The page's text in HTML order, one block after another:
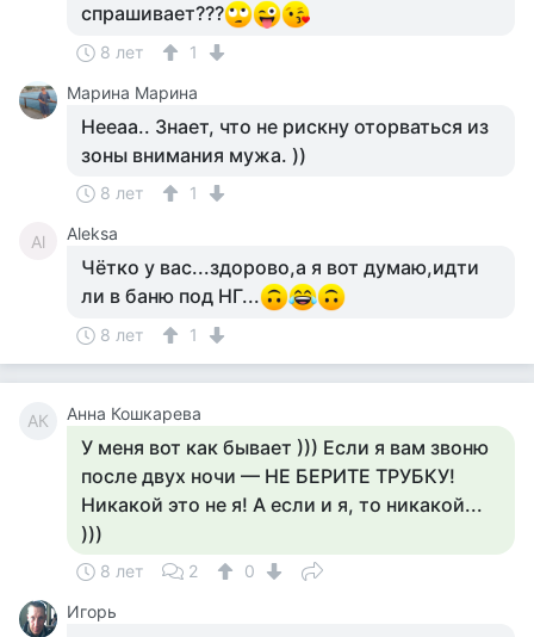
спрашивает???
8 лет
1
Марина Марина
Нееаа.. Знает, что не рискну оторваться из
зоны внимания мужа. ))
8 лет 1
Al Aleksa
Чётко у вас...здорово,а я вот думаю,идти
ли в баню под НГ...
8 лет 1
АК Анна Кошкарева
У меня вот как бывает ))) Если я вам звоню
после двух ночи — НЕ БЕРИТЕ ТРУБКУ!
Никакой это не я! А если и я, то никакой...
)))
8 лет 2
0
Игорь